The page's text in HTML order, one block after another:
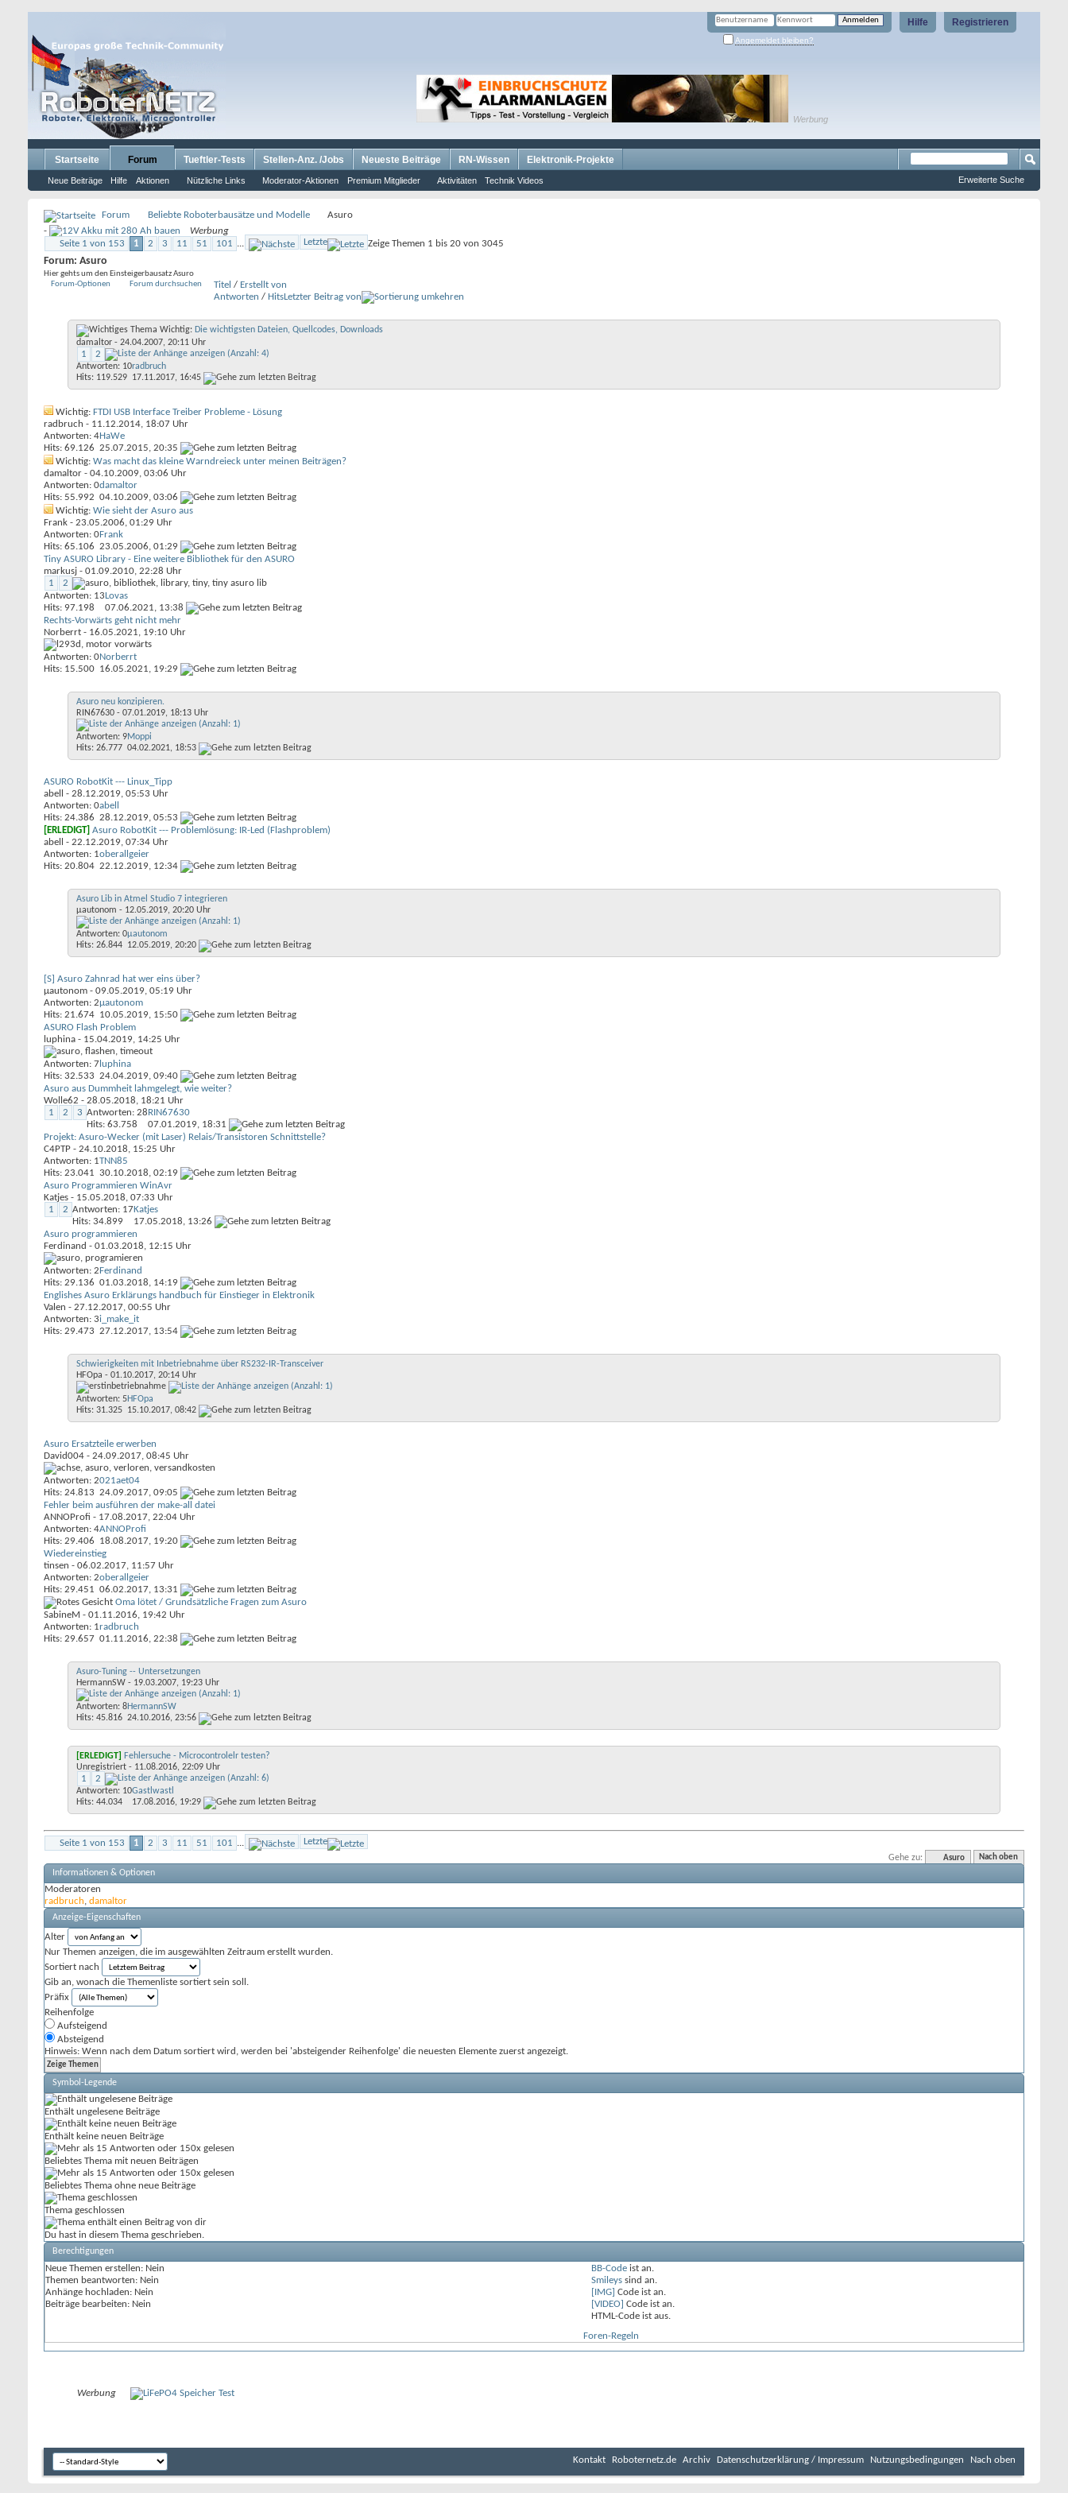
Registrieren
Hilfe
Angemeldet bleiben?
Werbung
Startseite Forum
Neue Beiträge Hilfe Aktionen Nützliche Links Moderator-Aktionen Premium Mitglieder Aktivitäten Technik Videos
Tueftler-Tests Stellen-Anz. /Jobs Neueste Beiträge RN-Wissen Elektronik-Projekte
Erweiterte Suche
Forum Beliebte Roboterbausätze und Modelle
Asuro
-
Werbung
Seite 1 von 153
1 2 3 11 51 101 ... Letzte Zeige Themen 1 bis 20 von 3045
Forum: Asuro
Hier gehts um den Einsteigerbausatz Asuro
Forum-Optionen
Forum durchsuchen Titel / Erstellt von
Antworten / HitsLetzter Beitrag von
Wichtig: Die wichtigsten Dateien, Quellcodes, Downloads
damaltor - 24.04.2007, 20:11 Uhr
1 2
Antworten: 10
Hits: 119.529
radbruch
17.11.2017, 16:45
Wichtig: FTDI USB Interface Treiber Probleme - Lösung
radbruch - 11.12.2014, 18:07 Uhr
Antworten: 4
Hits: 69.126
HaWe
25.07.2015, 20:35
Wichtig: Was macht das kleine Warndreieck unter meinen Beiträgen?
damaltor - 04.10.2009, 03:06 Uhr
Antworten: 0
Hits: 55.992
damaltor
04.10.2009, 03:06
Wichtig: Wie sieht der Asuro aus
Frank - 23.05.2006, 01:29 Uhr
Antworten: 0
Hits: 65.106
Frank
23.05.2006, 01:29
Tiny ASURO Library - Eine weitere Bibliothek für den ASURO
markusj - 01.09.2010, 22:28 Uhr
1
2
Antworten: 13
Hits: 97.198
Lovas
07.06.2021, 13:38
Rechts-Vorwärts geht nicht mehr
Norberrt - 16.05.2021, 19:10 Uhr
Antworten: 0
Hits: 15.500
Norberrt
16.05.2021, 19:29
Asuro neu konzipieren.
RIN67630 - 07.01.2019, 18:13 Uhr
Antworten: 9
Hits: 26.777
Moppi
04.02.2021, 18:53
ASURO RobotKit --- Linux_Tipp
abell
- 28.12.2019, 05:53 Uhr
Antworten: 0
Hits: 24.386
abell
28.12.2019, 05:53
[ERLEDIGT] Asuro RobotKit --- Problemlösung: IR-Led (Flashproblem)
abell
- 22.12.2019, 07:34 Uhr
Antworten: 1
Hits: 20.804
oberallgeier
22.12.2019, 12:34
Asuro Lib in Atmel Studio 7 integrieren
µautonom - 12.05.2019, 20:20 Uhr
Antworten: 0
Hits: 26.844
µautonom
12.05.2019, 20:20
[S] Asuro Zahnrad hat wer eins über?
µautonom - 09.05.2019, 05:19 Uhr
Antworten: 2
Hits: 21.674
µautonom
10.05.2019, 15:50
ASURO Flash Problem
luphina - 15.04.2019, 14:25 Uhr
Antworten: 7
Hits: 32.533
luphina
24.04.2019, 09:40
Asuro aus Dummheit lahmgelegt, wie weiter?
Wolle62 - 28.05.2018, 18:21 Uhr
1
2 3 Antworten: 28
Hits: 63.758
RIN67630
07.01.2019, 18:31
Projekt: Asuro-Wecker (mit Laser) Relais/Transistoren Schnittstelle?
C4PTP - 24.10.2018, 15:25 Uhr
Antworten: 1
Hits: 23.041
TNN85
30.10.2018, 02:19
Asuro Programmieren WinAvr
Katjes - 15.05.2018, 07:33 Uhr
1
2 Antworten: 17
Hits: 34.899
Katjes
17.05.2018, 13:26
Asuro programmieren
Ferdinand - 01.03.2018, 12:15 Uhr
Antworten: 2
Hits: 29.136
Ferdinand
01.03.2018, 14:19
Englishes Asuro Erklärungs handbuch für Einstieger in Elektronik
Valen - 27.12.2017, 00:55 Uhr
Antworten: 3
Hits: 29.473
i_make_it
27.12.2017, 13:54
Schwierigkeiten mit Inbetriebnahme über RS232-IR-Transceiver
HFOpa - 01.10.2017, 20:14 Uhr
Antworten: 5
Hits: 31.325
HFOpa
15.10.2017, 08:42
Asuro Ersatzteile erwerben
David004 - 24.09.2017, 08:45 Uhr
Antworten: 2
Hits: 24.813
021aet04
24.09.2017, 09:05
Fehler beim ausführen der make-all datei
ANNOProfi - 17.08.2017, 22:04 Uhr
Antworten: 4
Hits: 29.406
ANNOProfi
18.08.2017, 19:20
Wiedereinstieg
tinsen - 06.02.2017, 11:57 Uhr
Antworten: 2
Hits: 29.451
oberallgeier
06.02.2017, 13:31
Oma lötet / Grundsätzliche Fragen zum Asuro
SabineM - 01.11.2016, 19:42 Uhr
Antworten: 1
Hits: 29.657
radbruch
01.11.2016, 22:38
Asuro-Tuning -- Untersetzungen
HermannSW - 19.03.2007, 19:23 Uhr
Antworten: 8
Hits: 45.816
HermannSW
24.10.2016, 23:56
[ERLEDIGT] Fehlersuche - Microcontrolelr testen?
Unregistriert - 11.08.2016, 22:09 Uhr
1 2
Antworten: 10
Hits: 44.034
Gastlwastl
17.08.2016, 19:29
Seite 1 von 153 1 2 3 11 51 101 Letzte
Gehe zu: Asuro Nach oben
Informationen & Optionen
Moderatoren
radbruch damaltor
Anzeige-Eigenschaften
Alter
Nur Themen anzeigen, die im ausgewählten Zeitraum erstellt wurden.
Sortiert nach
Gib an, wonach die Themenliste sortiert sein soll.
Präfix
Reihenfolge
Aufsteigend
Absteigend
Hinweis: Wenn nach dem Datum sortiert wird, werden bei 'absteigender Reihenfolge' die neuesten Elemente zuerst angezeigt.
Symbol-Legende
Enthält ungelesene Beiträge
Enthält keine neuen Beiträge
Beliebtes Thema mit neuen Beiträgen
Beliebtes Thema ohne neue Beiträge
Thema geschlossen
Du hast in diesem Thema geschrieben.
Berechtigungen
Neue Themen erstellen: Nein
Themen beantworten: Nein
Anhänge hochladen: Nein
Beiträge bearbeiten: Nein
BB-Codeist an
Smileyssind an
[IMG] Code ist an
[VIDEO] Code ist an
HTML-Code ist aus.
Foren-Regeln
Werbung
Kontakt Roboternetz.de Archiv Datenschutzerklärung / Impressum Nutzungsbedingungen Nach oben